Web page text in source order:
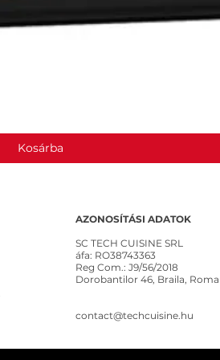
Kosárba
AZONOSÍTÁSI ADATOK
SC TECH CUISINE SRL
áfa: RO38743363
Reg Com.: J9/56/2018
Dorobantilor 46, Braila,
contact@techcuisine.hu